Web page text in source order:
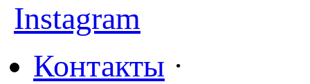
Instagram
Контакты ·